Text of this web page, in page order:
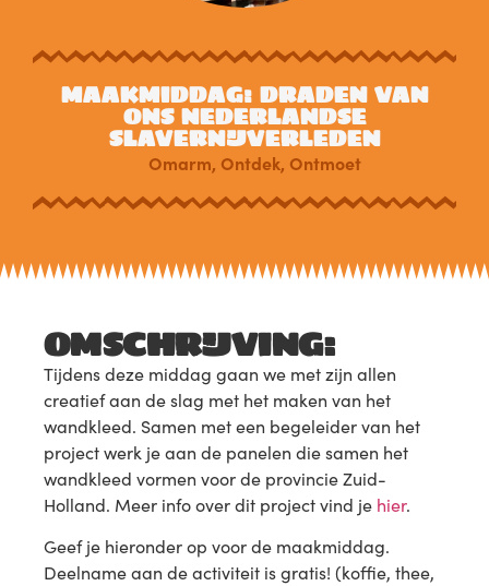
MAAKMIDDAG: DRADEN VAN
ONS NEDERLANDSE
SLAVERNIJVERLEDEN
Omarm, Ontdek, Ontmoet
OMSCHRIJVING:
Tijdens deze middag gaan we met zijn allen
creatief aan de slag met het maken van het
wandkleed. Samen met een begeleider van het
project werk je aan de panelen die samen het
wandkleed vormen voor de provincie Zuid-
Holland. Meer info over dit project vind je hier.
Geef je hieronder op voor de maakmiddag.
Deelname aan de activiteit is gratis! (koffie, thee,